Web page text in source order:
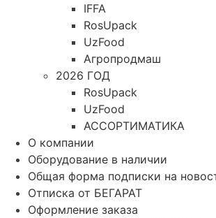
IFFA
RosUpack
UzFood
Агропродмаш
2026 ГОД
RosUpack
UzFood
АССОРТИМАТИКА
О компании
Оборудование в наличии
Общая форма подписки на
Отписка от БЕГАРАТ
Оформление заказа